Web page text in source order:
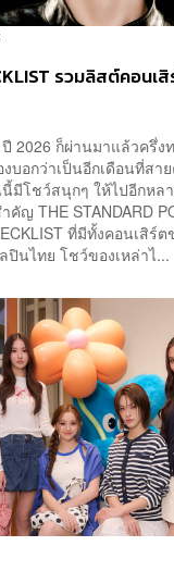
รวมลิสต์คอนเ
2026 ก็ผ่านมาแล้วครึ่ง
บอกว่าเป็นอีกเดือนที่สา
มีโชว์สนุกๆ ให้ไปอีกหล
ญ THE STANDARD
ที่มีทั้งคอนเสิร์
นไทย โชว์ของเหล่าไ...